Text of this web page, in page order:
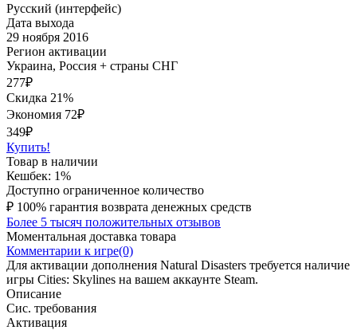
Русский (интерфейс)
Дата выхода
29 ноября 2016
Регион активации
Украина, Россия + страны СНГ
277₽
Скидка 21%
Экономия 72₽
349₽
Купить!
Товар в наличии
Кешбек: 1%
Доступно ограниченное количество
₽ 100% гарантия возврата денежных средств
Более 5 тысяч положительных отзывов
Моментальная доставка товара
Комментарии к игре(0)
Для активации дополнения Natural Disasters требуется наличие
игры Cities: Skylines на вашем аккаунте Steam.
Описание
Сис. требования
Активация